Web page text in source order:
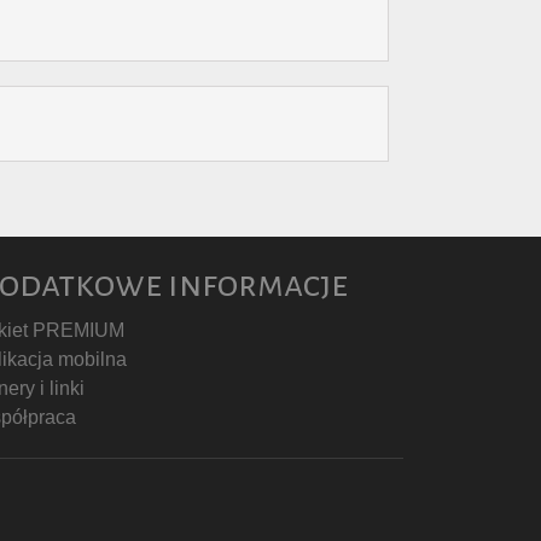
informacje
PREMIUM
mobilna
i linki